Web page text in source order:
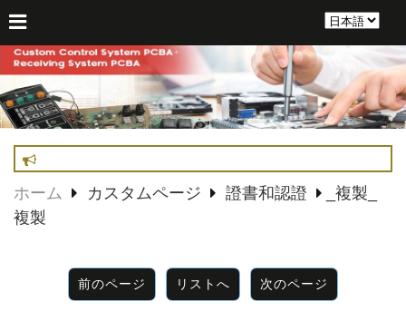
ホーム カスタムページ 證書和認證
_複製_
複製
前のページ リストへ 次のページ